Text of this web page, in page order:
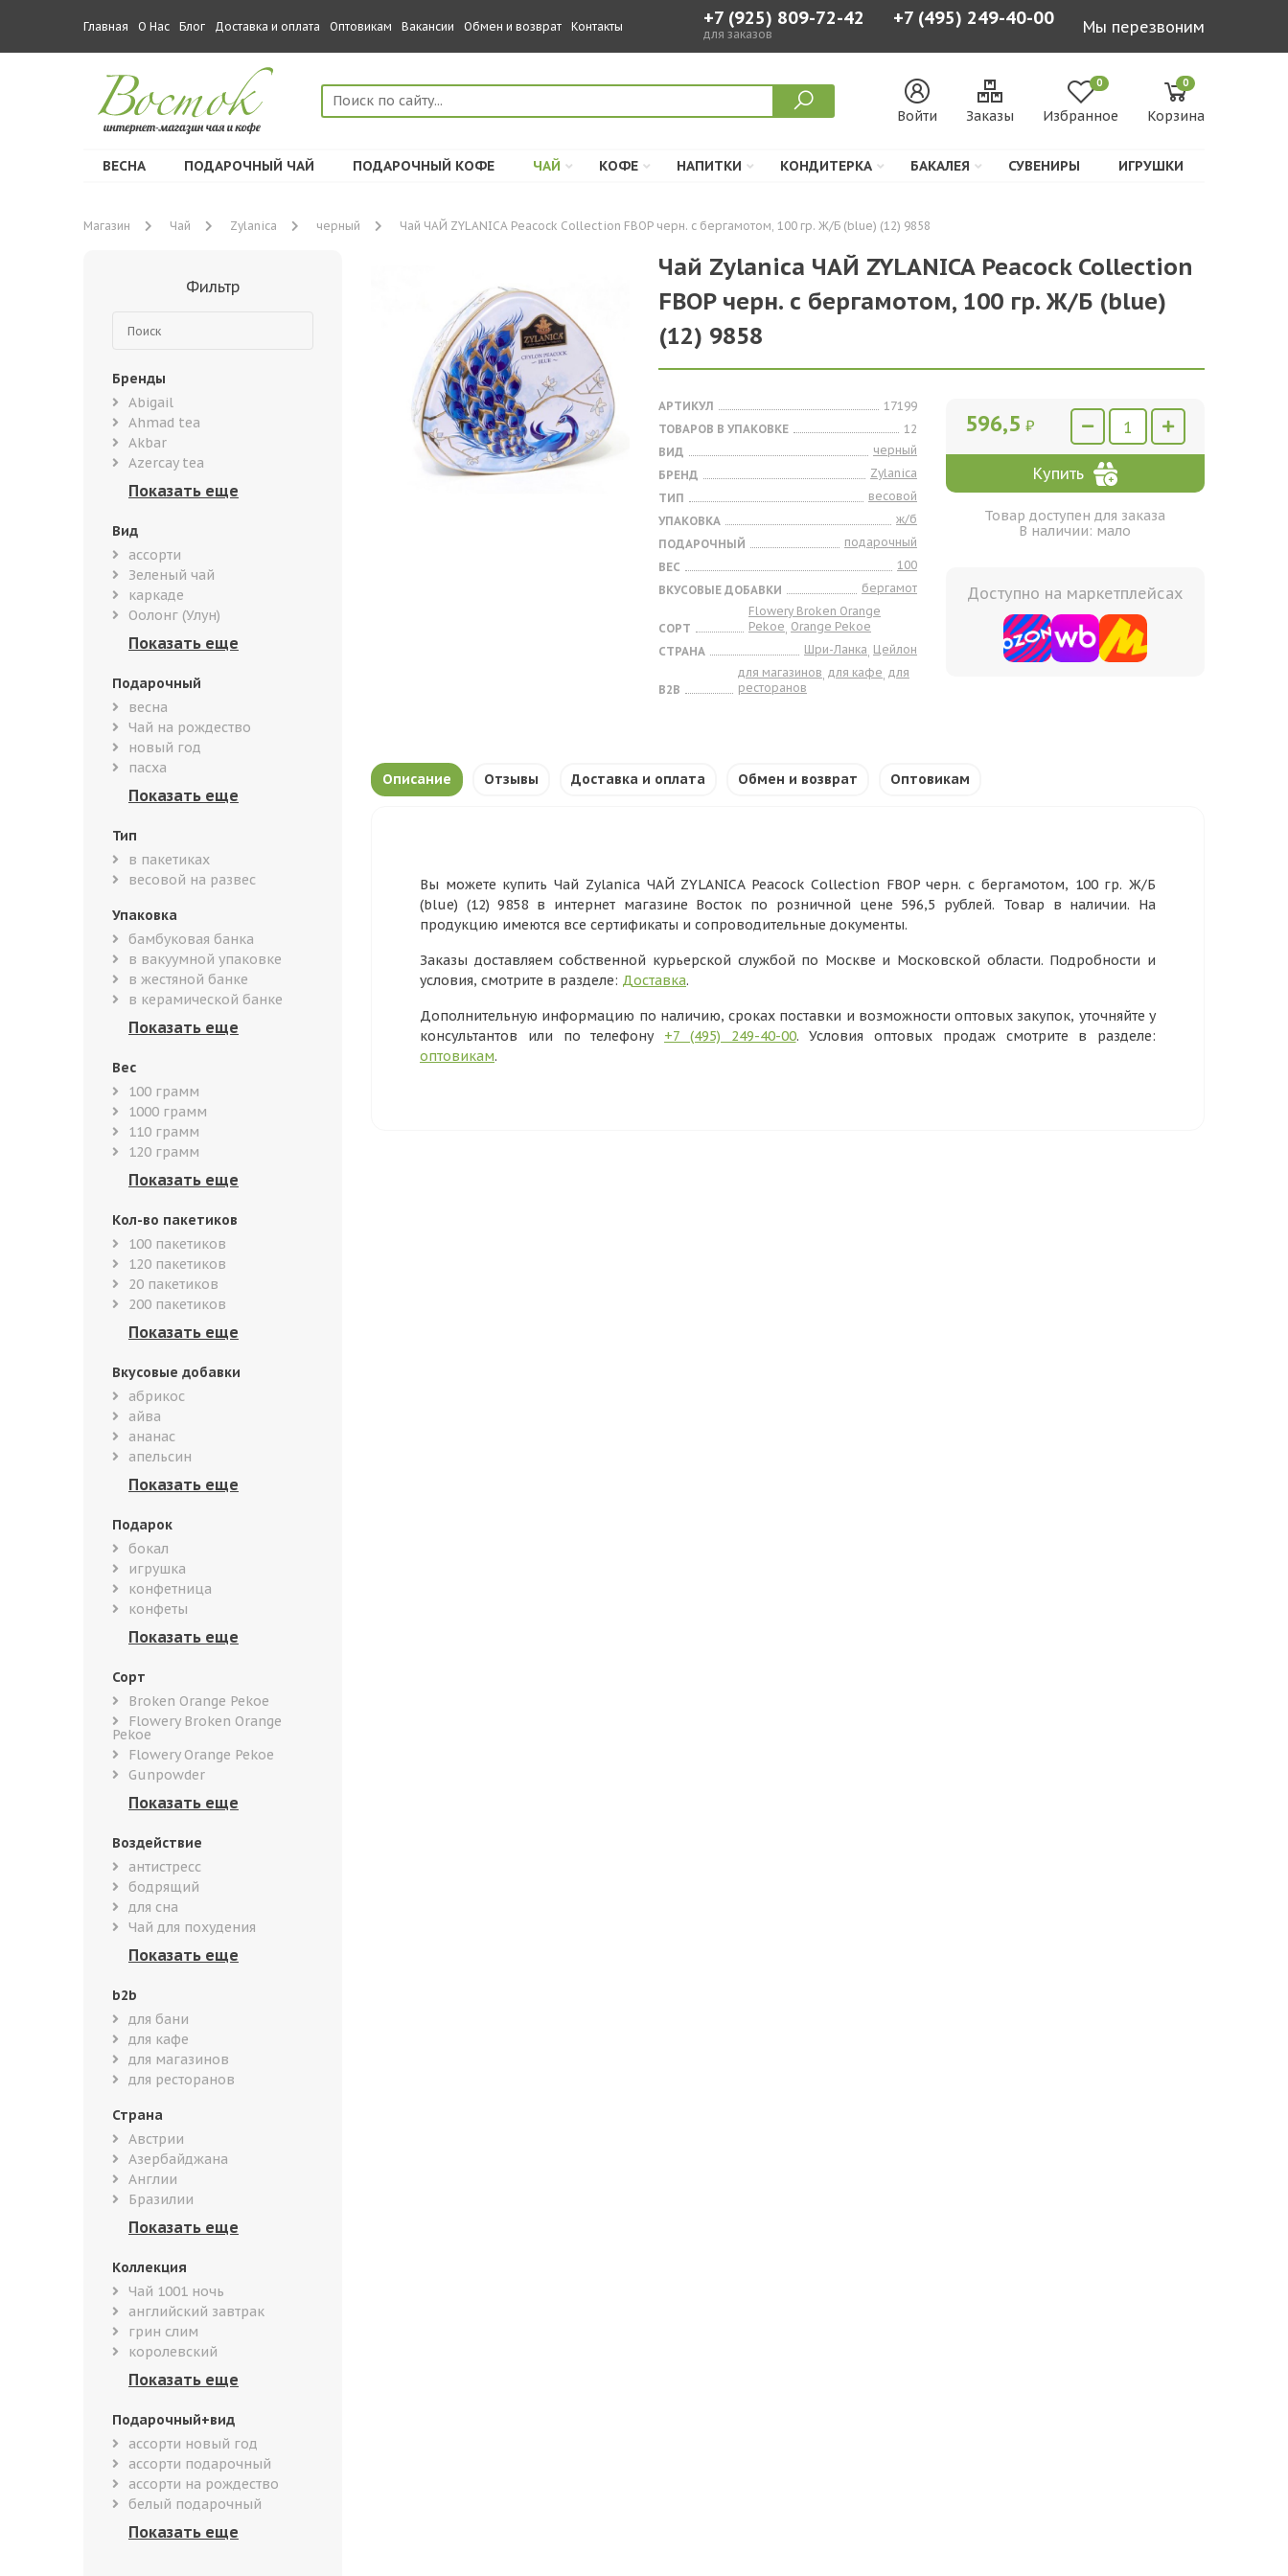
Главная О Нас Блог Доставка и оплата Оптовикам Вакансии Обмен и возврат Контакты +7 (925) 809-72-42
для заказов
+7 (495) 249-40-00 Мы перезвоним
Войти Заказы
0
Избранное
0
Корзина
ВЕСНА ПОДАРОЧНЫЙ ЧАЙ ПОДАРОЧНЫЙ КОФЕ ЧАЙ КОФЕ НАПИТКИ КОНДИТЕРКА БАКАЛЕЯ СУВЕНИРЫ ИГРУШКИ
Магазин Чай Zylanica черный Чай ЧАЙ ZYLANICA Peacock Collection FBOP черн. с бергамотом, 100 гр. Ж/Б (blue) (12) 9858
Фильтр
Бренды
Abigail
Ahmad tea
Akbar
Azercay tea
Вид
ассорти
Зеленый чай
каркаде
Оолонг (Улун)
Подарочный
весна
Чай на рождество
новый год
пасха
Тип
в пакетиках
весовой на развес
Упаковка
бамбуковая банка
в вакуумной упаковке
в жестяной банке
в керамической банке
Вес
100 грамм
1000 грамм
110 грамм
120 грамм
Кол-во пакетиков
100 пакетиков
120 пакетиков
20 пакетиков
200 пакетиков
Вкусовые добавки
абрикос
айва
ананас
апельсин
Подарок
бокал
игрушка
конфетница
конфеты
Сорт
Broken Orange Pekoe
Flowery Broken Orange
Pekoe
Flowery Orange Pekoe
Gunpowder
Воздействие
антистресс
бодрящий
для сна
Чай для похудения
b2b
для бани
для кафе
для магазинов
для ресторанов
Страна
Австрии
Азербайджана
Англии
Бразилии
Коллекция
Чай 1001 ночь
английский завтрак
грин слим
королевский
Подарочный+вид
ассорти новый год
ассорти подарочный
ассорти на рождество
белый подарочный
Чай Zylanica ЧАЙ ZYLANICA Peacock Collection
FBOP черн. с бергамотом, 100 гр. Ж/Б (blue)
(12) 9858
АРТИКУЛ
17199
ТОВАРОВ В УПАКОВКЕ
12
ВИД
черный
БРЕНД
Zylanica
ТИП
весовой
УПАКОВКА
ж/б
ПОДАРОЧНЫЙ
подарочный
ВЕС
100
ВКУСОВЫЕ ДОБАВКИ
бергамот
СОРТ
Flowery Broken Orange
Pekoe, Orange Pekoe
СТРАНА
Шри-Ланка, Цейлон
B2B
для магазинов, для кафе, для
ресторанов
596,5 ₽
Купить
Товар доступен для заказа
В наличии: мало
Доступно на маркетплейсах
Описание Отзывы Доставка и оплата Обмен и возврат Оптовикам
Вы можете купить Чай Zylanica ЧАЙ ZYLANICA Peacock Collection FBOP черн. с бергамотом, 100 гр. Ж/Б
(blue) (12) 9858 в интернет магазине Восток по розничной цене 596,5 рублей. Товар в наличии. На
продукцию имеются все сертификаты и сопроводительные документы.
Заказы доставляем собственной курьерской службой по Москве и Московской области. Подробности и
условия, смотрите в разделе: Доставка.
Дополнительную информацию по наличию, сроках поставки и возможности оптовых закупок, уточняйте у
консультантов или по телефону +7 (495) 249-40-00. Условия оптовых продаж смотрите в разделе:
оптовикам.